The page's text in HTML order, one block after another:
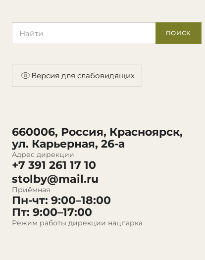
ПОИСК
Версия для слабовидящих
660006, Россия, Красноярск,
ул. Карьерная, 26-а
Адрес дирекции
+7 391 261 17 10
stolby@mail.ru
Приёмная
Пн-чт: 9:00–18:00
Пт: 9:00–17:00
Режим работы дирекции нацпарка